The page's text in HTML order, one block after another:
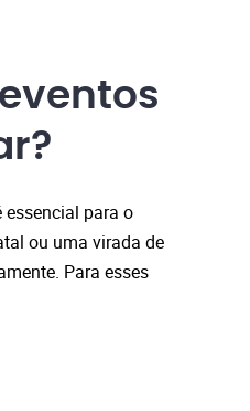
essencial para o
ou uma virada de
Para esses